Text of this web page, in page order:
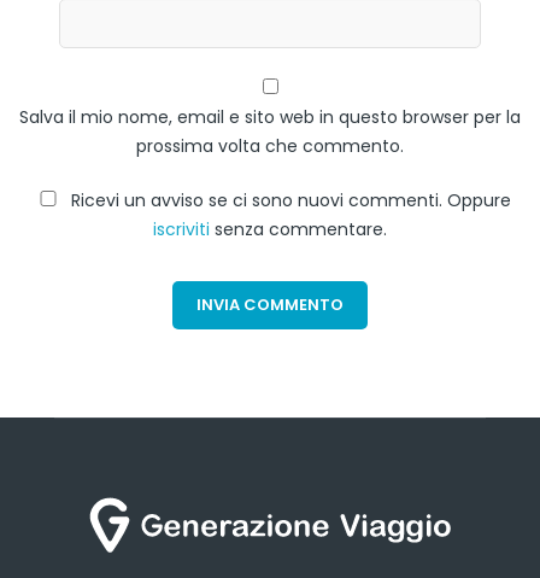
Salva il mio nome, email e sito web in questo browser per la
prossima volta che commento.
Ricevi un avviso se ci sono nuovi commenti. Oppure
iscriviti senza commentare.